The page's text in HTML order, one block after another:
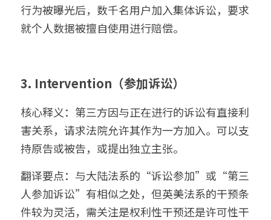
行为被曝光后，数千名用户加入集体诉讼，要求
就个人数据被擅自使用进行赔偿。
3. Intervention（参加诉讼）
核心释义：第三方因与正在进行的诉讼有直接利
害关系，请求法院允许其作为一方加入。可以支
持原告或被告，或提出独立主张。
翻译要点：与大陆法系的“诉讼参加”或“第三
人参加诉讼”有相似之处，但英美法系的干预条
件较为灵活，需关注是权利性干预还是许可性干